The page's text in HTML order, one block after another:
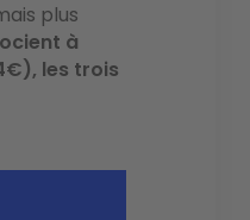
plus
à
les trois